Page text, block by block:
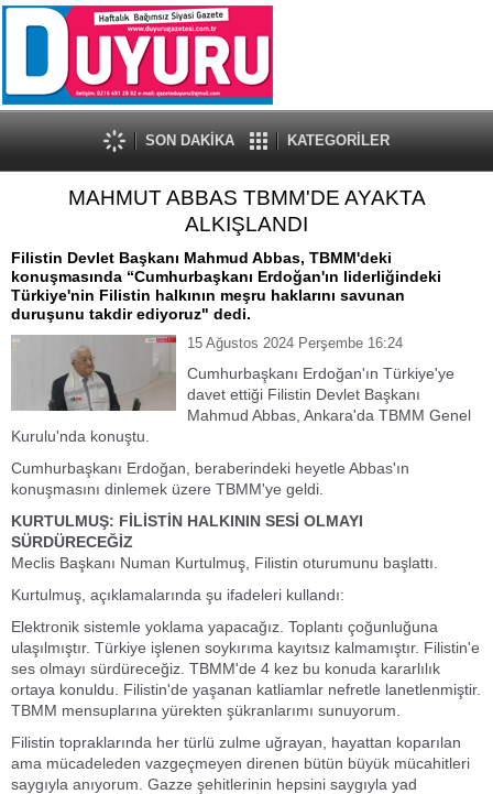
SON DAKİKA KATEGORİLER
MAHMUT ABBAS TBMM'DE AYAKTA
ALKIŞLANDI
Filistin Devlet Başkanı Mahmud Abbas, TBMM'deki
konuşmasında “Cumhurbaşkanı Erdoğan'ın liderliğindeki
Türkiye'nin Filistin halkının meşru haklarını savunan
duruşunu takdir ediyoruz" dedi.
15 Ağustos 2024 Perşembe 16:24
Cumhurbaşkanı Erdoğan'ın Türkiye'ye
davet ettiği Filistin Devlet Başkanı
Mahmud Abbas, Ankara'da TBMM Genel
Kurulu'nda konuştu.
Cumhurbaşkanı Erdoğan, beraberindeki heyetle Abbas'ın
konuşmasını dinlemek üzere TBMM'ye geldi.
KURTULMUŞ: FİLİSTİN HALKININ SESİ OLMAYI
SÜRDÜRECEĞİZ
Meclis Başkanı Numan Kurtulmuş, Filistin oturumunu başlattı.
Kurtulmuş, açıklamalarında şu ifadeleri kullandı:
Elektronik sistemle yoklama yapacağız. Toplantı çoğunluğuna
ulaşılmıştır. Türkiye işlenen soykırıma kayıtsız kalmamıştır. Filistin'e
ses olmayı sürdüreceğiz. TBMM'de 4 kez bu konuda kararlılık
ortaya konuldu. Filistin'de yaşanan katliamlar nefretle lanetlenmiştir.
TBMM mensuplarına yürekten şükranlarımı sunuyorum.
Filistin topraklarında her türlü zulme uğrayan, hayattan koparılan
ama mücadeleden vazgeçmeyen direnen bütün büyük mücahitleri
saygıyla anıyorum. Gazze şehitlerinin hepsini saygıyla yad